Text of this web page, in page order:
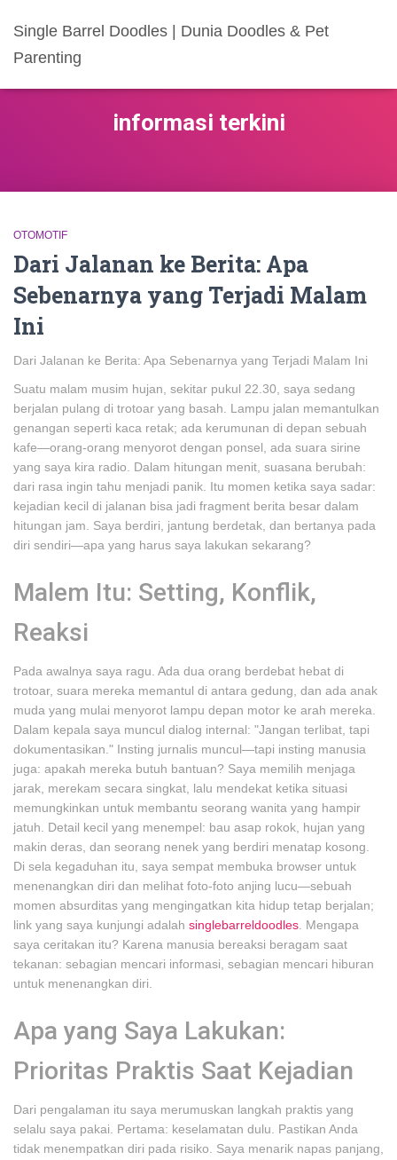
Single Barrel Doodles | Dunia Doodles & Pet
Parenting
informasi terkini
OTOMOTIF
Dari Jalanan ke Berita: Apa
Sebenarnya yang Terjadi Malam
Ini
Dari Jalanan ke Berita: Apa Sebenarnya yang Terjadi Malam Ini
Suatu malam musim hujan, sekitar pukul 22.30, saya sedang
berjalan pulang di trotoar yang basah. Lampu jalan memantulkan
genangan seperti kaca retak; ada kerumunan di depan sebuah
kafe—orang-orang menyorot dengan ponsel, ada suara sirine
yang saya kira radio. Dalam hitungan menit, suasana berubah:
dari rasa ingin tahu menjadi panik. Itu momen ketika saya sadar:
kejadian kecil di jalanan bisa jadi fragment berita besar dalam
hitungan jam. Saya berdiri, jantung berdetak, dan bertanya pada
diri sendiri—apa yang harus saya lakukan sekarang?
Malem Itu: Setting, Konflik,
Reaksi
Pada awalnya saya ragu. Ada dua orang berdebat hebat di
trotoar, suara mereka memantul di antara gedung, dan ada anak
muda yang mulai menyorot lampu depan motor ke arah mereka.
Dalam kepala saya muncul dialog internal: "Jangan terlibat, tapi
dokumentasikan." Insting jurnalis muncul—tapi insting manusia
juga: apakah mereka butuh bantuan? Saya memilih menjaga
jarak, merekam secara singkat, lalu mendekat ketika situasi
memungkinkan untuk membantu seorang wanita yang hampir
jatuh. Detail kecil yang menempel: bau asap rokok, hujan yang
makin deras, dan seorang nenek yang berdiri menatap kosong.
Di sela kegaduhan itu, saya sempat membuka browser untuk
menenangkan diri dan melihat foto-foto anjing lucu—sebuah
momen absurditas yang mengingatkan kita hidup tetap berjalan;
link yang saya kunjungi adalah singlebarreldoodles . Mengapa
saya ceritakan itu? Karena manusia bereaksi beragam saat
tekanan: sebagian mencari informasi, sebagian mencari hiburan
untuk menenangkan diri.
Apa yang Saya Lakukan:
Prioritas Praktis Saat Kejadian
Dari pengalaman itu saya merumuskan langkah praktis yang
selalu saya pakai. Pertama: keselamatan dulu. Pastikan Anda
tidak menempatkan diri pada risiko. Saya menarik napas panjang,